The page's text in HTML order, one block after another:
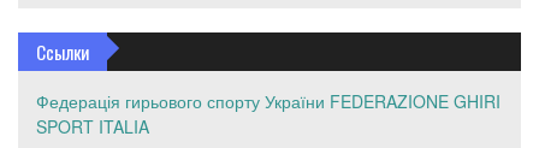
Ссылки
Федерація гирьового спорту України FEDERAZIONE GHIRI
SPORT ITALIA